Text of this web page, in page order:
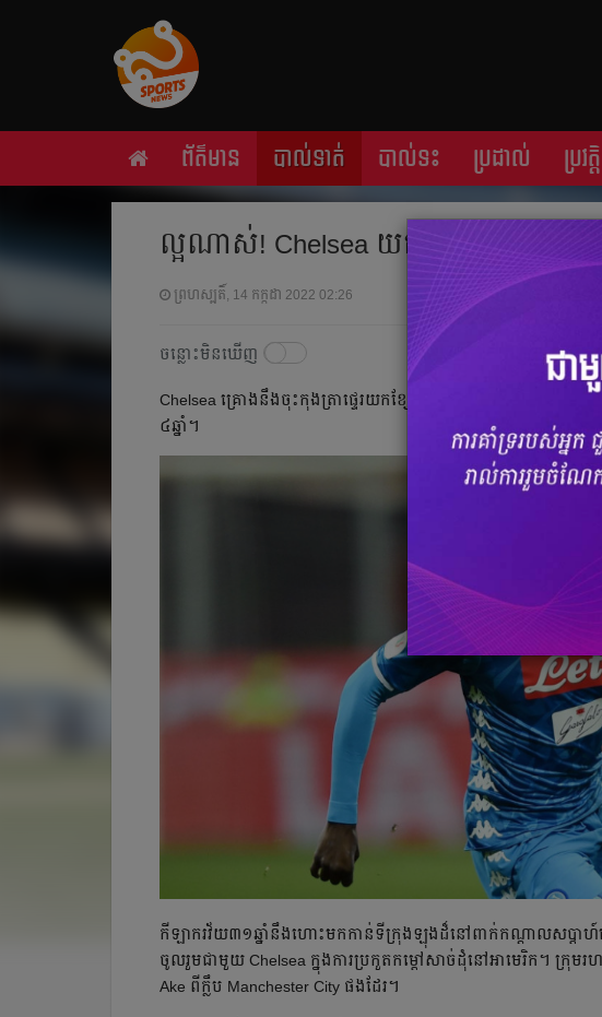
ព័ត៌មាន បាល់ទាត់ បាល់ទះ ប្រដាល់ ប្រវត្តិ​​
ល្អ​ណាស់​! Chelsea យក​បាន Sterling និង​ខ្ស
ព្រហស្បតិ៍, 14 កក្កដា 2022 02:26
ចន្លោះមិនឃើញ
Chelsea គ្រោង​នឹង​ចុះ​កុងត្រា​ផ្ទេរ​យក​ខ្សែ​ការពារ​សញ្ជាតិ​សេណេហ្គាល់
៤​ឆ្នាំ។
កីឡាករ​វ័យ​៣១​ឆ្នាំ​នឹង​ហោះ​មក​កាន់​ទីក្រុង​ឡុងដ៏​នៅ​ពាក់​កណ្ដាល​សប្ដាហ៍​ន
ចូលរួម​ជាមួយ Chelsea ក្នុង​ការ​ប្រកួត​កម្ដៅ​សាច់​ដុំ​នៅ​អាមេរិក។ ក្រុម​
Ake ពី​ក្លឹប Manchester City ផង​ដែរ។